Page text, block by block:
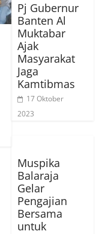
Pj Gubernur
Banten Al
Muktabar
Ajak
Masyarakat
Jaga
Kamtibmas
17 Oktober
2023
Muspika
Balaraja
Gelar
Pengajian
Bersama
untuk